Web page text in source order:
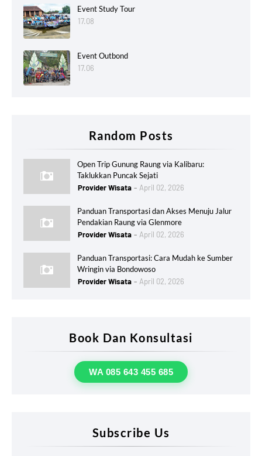
Event Study Tour
17.08
Event Outbond
17.06
Random Posts
Open Trip Gunung Raung via Kalibaru:
Taklukkan Puncak Sejati
Provider Wisata
April 02, 2026
Panduan Transportasi dan Akses Menuju Jalur
Pendakian Raung via Glenmore
Provider Wisata
April 02, 2026
Panduan Transportasi: Cara Mudah ke Sumber
Wringin via Bondowoso
Provider Wisata
April 02, 2026
Book Dan Konsultasi
WA 085 643 455 685
Subscribe Us